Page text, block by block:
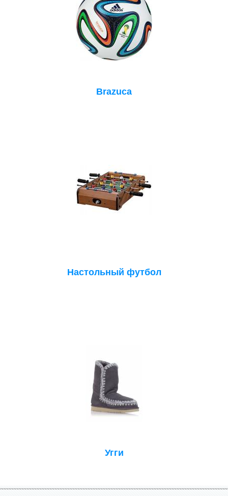
Brazuca
Настольный футбол
Угги